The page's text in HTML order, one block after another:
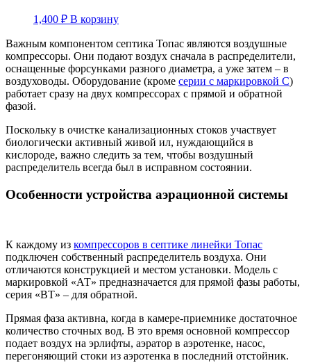
1,400 ₽ В корзину
Важным компонентом септика Топас являются воздушные
компрессоры. Они подают воздух сначала в распределители,
оснащенные форсунками разного диаметра, а уже затем – в
воздуховоды. Оборудование (кроме серии с маркировкой С)
работает сразу на двух компрессорах с прямой и обратной
фазой.
Поскольку в очистке канализационных стоков участвует
биологически активный живой ил, нуждающийся в
кислороде, важно следить за тем, чтобы воздушный
распределитель всегда был в исправном состоянии.
Особенности устройства аэрационной системы
К каждому из компрессоров в септике линейки Топас
подключен собственный распределитель воздуха. Они
отличаются конструкцией и местом установки. Модель с
маркировкой «АТ» предназначается для прямой фазы работы,
серия «ВТ» – для обратной.
Прямая фаза активна, когда в камере-приемнике достаточное
количество сточных вод. В это время основной компрессор
подает воздух на эрлифты, аэратор в аэротенке, насос,
перегоняющий стоки из аэротенка в последний отстойник.